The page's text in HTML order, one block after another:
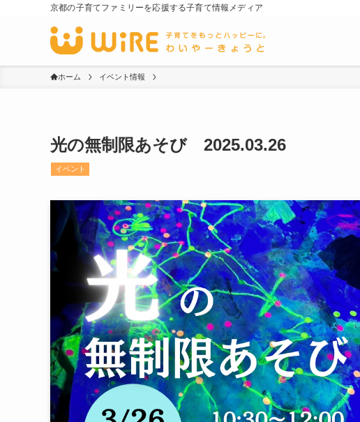
京都の子育てファミリーを応援する子育て情報メディア
ホーム イベント情報
光の無制限あそび 2025.03.26
イベント